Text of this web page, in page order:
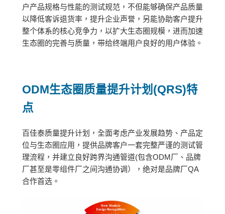
户产品规格与性能的测试规范，不但能够确保产品质量
以降低客诉退货率，提升企业声誉，另能协助客户提升
整个体系的核心竞争力，以扩大生态圈规模，进而加速
生态圈的完善与质量，带给终端用户良好的用户体验。
ODM生态圈质量提升计划(QRS)特
点
百佳泰质量提升计划，全面考虑产业发展趋势、产品定
位与生态圈应用，提供品牌客户一套完整严谨的测试管
理流程，并建立良好跨界沟通管道(包含ODM厂、品牌
厂甚至是零组件厂之间沟通协调），绝对是品牌厂QA
合作首选。